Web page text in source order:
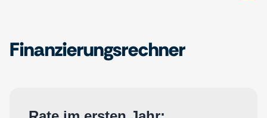
Finanzierungsrechner